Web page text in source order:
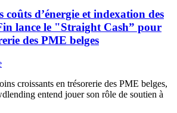
coûts d’énergie et indexation des
lance le "Straight Cash” pour
des PME belges
croissants en trésorerie des PME belges,
entend jouer son rôle de soutien à